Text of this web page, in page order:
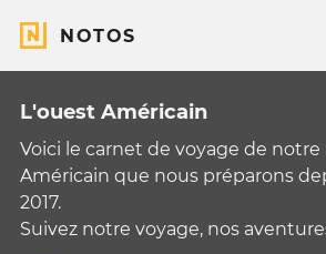
NOTOS
L'ouest Américain
Voici le carnet de voyage de notre
Américain que nous préparons
2017.
Suivez notre voyage, nos